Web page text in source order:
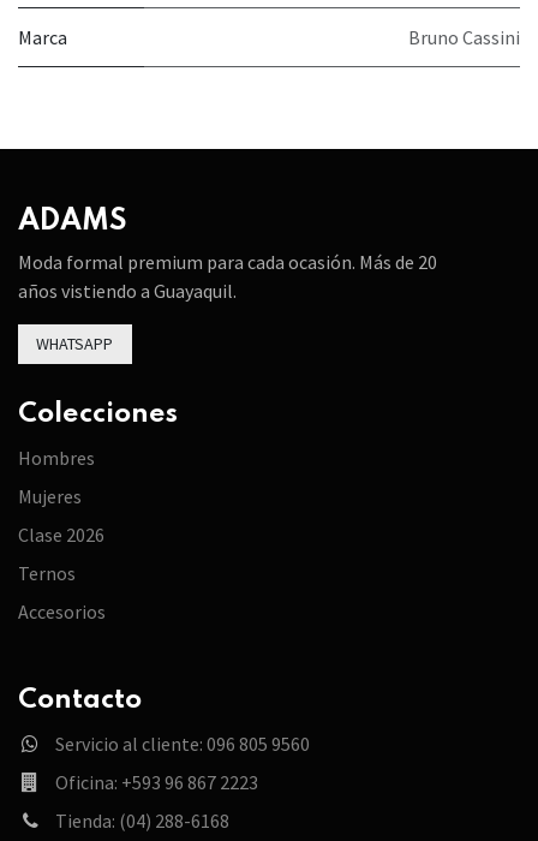
Marca Bruno Cassini
ADAMS
Moda formal premium para cada ocasión. Más de 20
años vistiendo a Guayaquil.
WHATSAPP
Colecciones
Hombres
Mujeres
Clase 2026
Ternos
Accesorios
Contacto
Servicio al cliente: 096 805 9560
Oficina: +593 96 867 2223
Tienda: (04) 288-6168